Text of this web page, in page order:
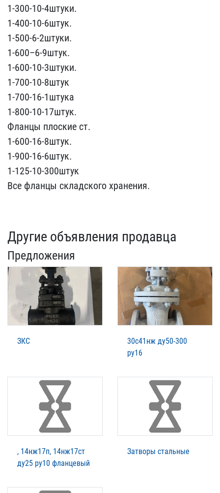
1-300-10-​4штуки.
1-400-10-6штук.
​1-500-6-2штуки.
1-600–6-​9штук.
1-600-10-3штуки.
​1-700-10-8штук
1-700-16-​1штука
1-800-10-17штук.
​Фланцы плоские ст.
1-600​-16-8штук.
1-900-16-6шту​к.
1-125-10-300штук
Все ​фланцы складского хранен​ия.
Другие объявления продавца
Предложения
ЗКС
30с41нж ду50-300
ру16
, 14нж17п, 14нж17ст
ду25 ру10 фланцевый
Затворы стальные